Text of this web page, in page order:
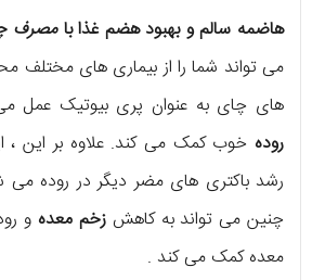
هاضمه سالم و بهبود هضم غذا بامصرف
می تواند شما را از بیماری های مختلف
های چای به عنوان پری بیوتیک عمل
روده خوب کمک می کند. علاوه بر این ،
رشد باکتری های مضر دیگر در روده
چنین می تواند به کاهشزخم معده و
معده کمک می کند .